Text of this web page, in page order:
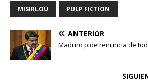
MISIRLOU PULP FICTION
ANTERIOR
Maduro pide renuncia de